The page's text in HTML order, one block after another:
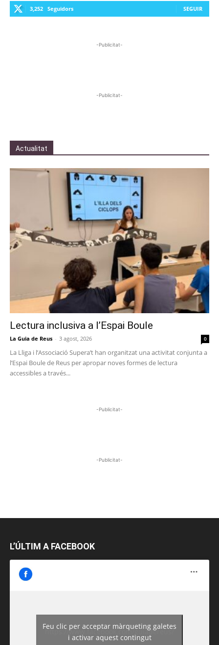
3,252 Seguidors SEGUIR
-Publicitat-
-Publicitat-
Actualitat
Lectura inclusiva a l’Espai Boule
La Guia de Reus - 3 agost, 2026 0
La Lliga i l’Associació Supera’t han organitzat una activitat conjunta a
l’Espai Boule de Reus per apropar noves formes de lectura
accessibles a través...
-Publicitat-
-Publicitat-
L’ÚLTIM A FACEBOOK
https://www.facebook.com/guiadereus/
Feu clic per acceptar màrqueting galetes
i activar aquest contingut